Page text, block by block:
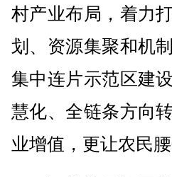
村产业布局，着力
划、资源集聚和机
集中连片示范区建
慧化、全链条方向
业增值，更让农民